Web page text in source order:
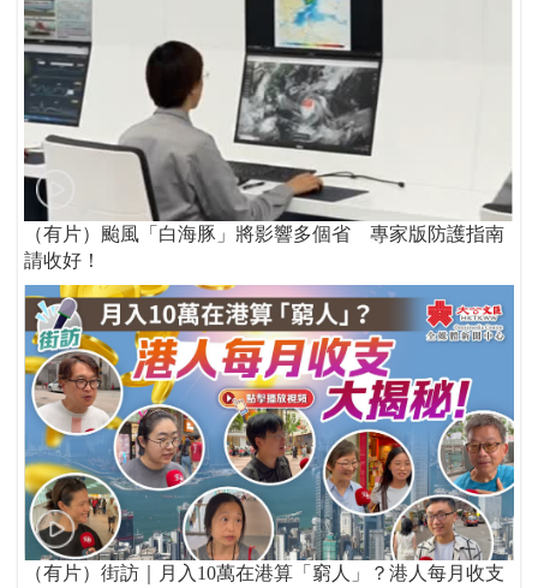
（有片）颱風「白海豚」將影響多個省 專家版防護指南
請收好！
（有片）街訪｜月入10萬在港算「窮人」？港人每月收支